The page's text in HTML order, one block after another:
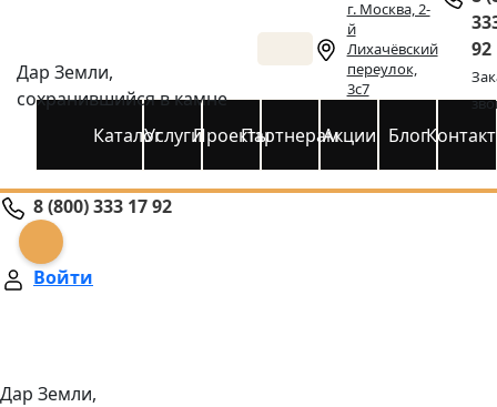
Дар Земли,
сохранившийся в камне
г. Москва, 2-
й
Лихачёвский
переулок,
3с7
92
КаталогУслугиПроектыПартнерамАкции Блог
8 (800) 333 17 92
Войти
Дар Земли,